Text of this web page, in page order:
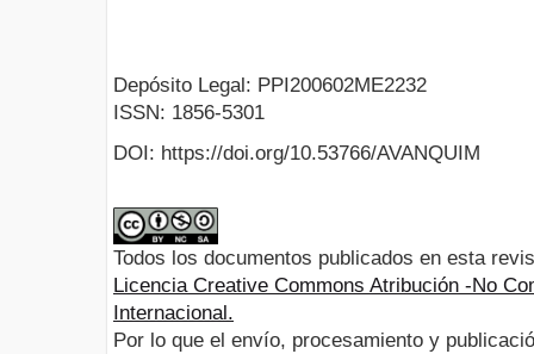
Depósito Legal: PPI200602ME2232
ISSN: 1856-5301
DOI: https://doi.org/10.53766/AVANQUIM
Todos los documentos publicados en esta
Licencia Creative Commons Atribución -No
Internacional.
Por lo que el envío, procesamiento y